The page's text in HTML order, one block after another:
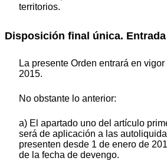
territorios.
Disposición final única.
La presente Orden entrará en
2015.
No obstante lo anterior:
a) El apartado uno del artículo
será de aplicación a las
presenten desde 1 de enero de
de la fecha de devengo.